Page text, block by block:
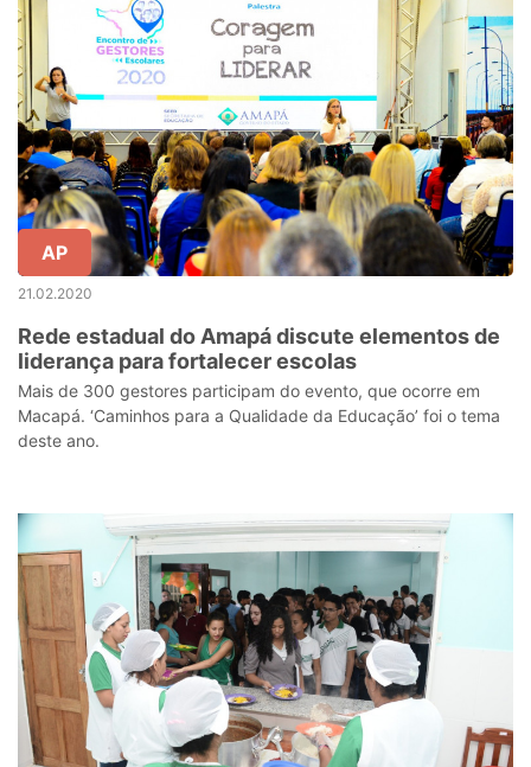
AP
21.02.2020
Rede estadual do Amapá discute elementos de
liderança para fortalecer escolas
Mais de 300 gestores participam do evento, que ocorre em
Macapá. ‘Caminhos para a Qualidade da Educação’ foi o tema
deste ano.